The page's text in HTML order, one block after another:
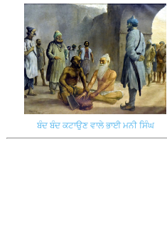
ਬੰਦ ਬੰਦ ਕਟਾਉਣ ਵਾਲੇ ਭਾਈ ਮਨੀ ਸਿੰਘ